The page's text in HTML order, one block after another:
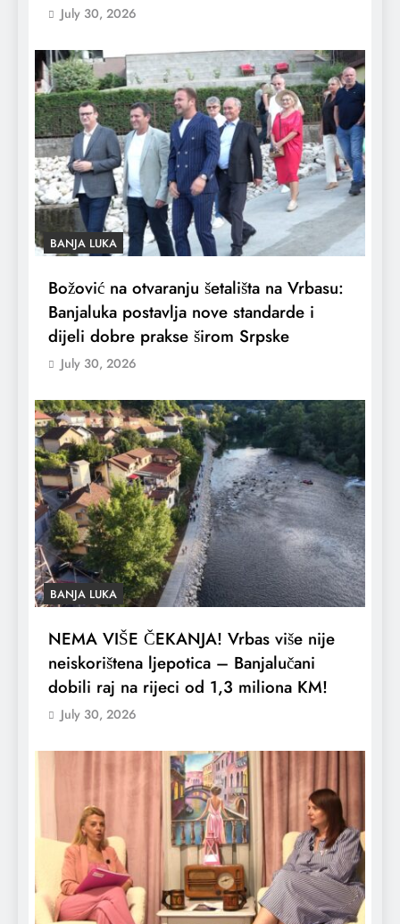
July 30, 2026
BANJA LUKA
Božović na otvaranju šetališta na Vrbasu:
Banjaluka postavlja nove standarde i
dijeli dobre prakse širom Srpske
July 30, 2026
BANJA LUKA
NEMA VIŠE ČEKANJA! Vrbas više nije
neiskorištena ljepotica – Banjalučani
dobili raj na rijeci od 1,3 miliona KM!
July 30, 2026